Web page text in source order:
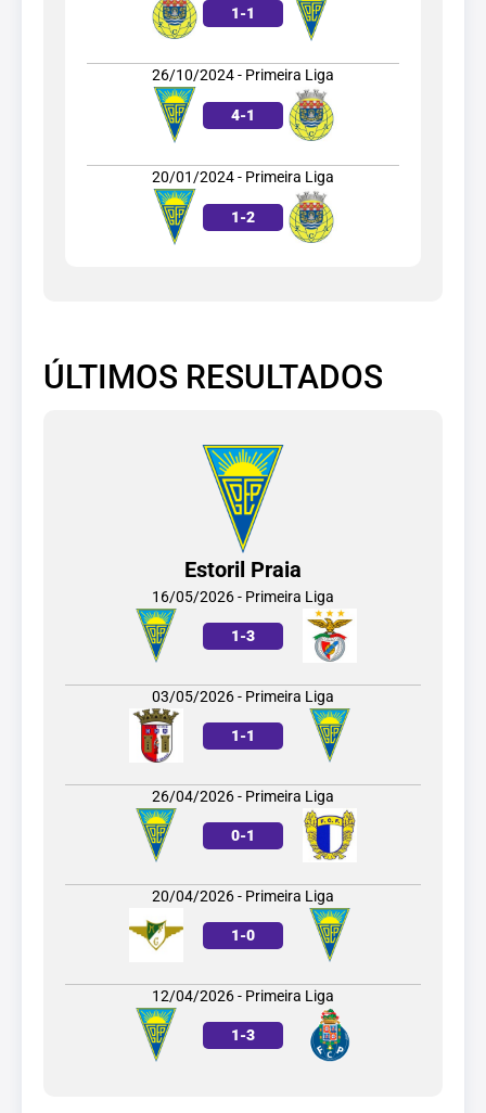
1-1
26/10/2024 - Primeira Liga
4-1
20/01/2024 - Primeira Liga
1-2
ÚLTIMOS RESULTADOS
Estoril Praia
16/05/2026 - Primeira Liga
1-3
03/05/2026 - Primeira Liga
1-1
26/04/2026 - Primeira Liga
0-1
20/04/2026 - Primeira Liga
1-0
12/04/2026 - Primeira Liga
1-3